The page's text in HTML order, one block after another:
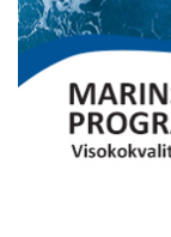
Gulet
2000,
Pirelli
2010,